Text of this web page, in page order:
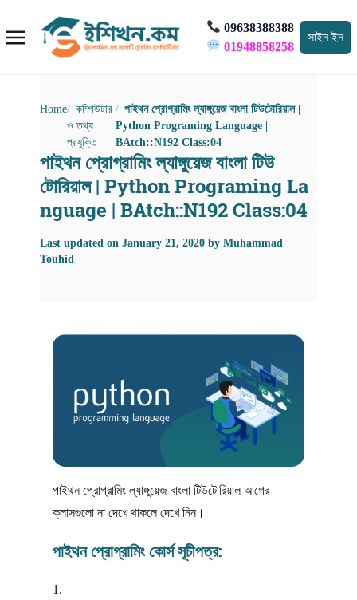
09638388388
01948858258
সাইন ইন
Home
কম্পিউটার
ও তথ্য
প্রযুক্তি
পাইথন প্রোগ্রামিং ল্যাঙ্গুয়েজ বাংলা টিউটোরিয়াল |
Python Programing Language |
BAtch::N192 Class:04
পাইথন প্রোগ্রামিং ল্যাঙ্গুয়েজ বাংলা টিউ
টোরিয়াল | Python Programing La
nguage | BAtch::N192 Class:04
Last updated on January 21, 2020 by Muhammad
Touhid
পাইথন প্রোগ্রামিং ল্যাঙ্গুয়েজ বাংলা টিউটোরিয়াল আগের
ক্লাসগুলো না দেখে থাকলে দেখে নিন।
পাইথন প্রোগ্রামিং কোর্স সূচীপত্র: